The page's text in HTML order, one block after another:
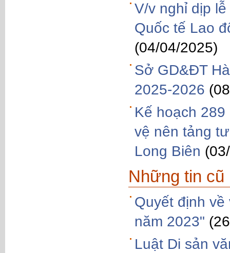
V/v nghỉ dịp
Quốc tế Lao
(04/04/2025)
Sở GD&ĐT
2025-2026
Kế hoạch
vệ nên tảng
Long Biên
Những tin cũ
Quyết định
năm 2023"
Luật Di sản